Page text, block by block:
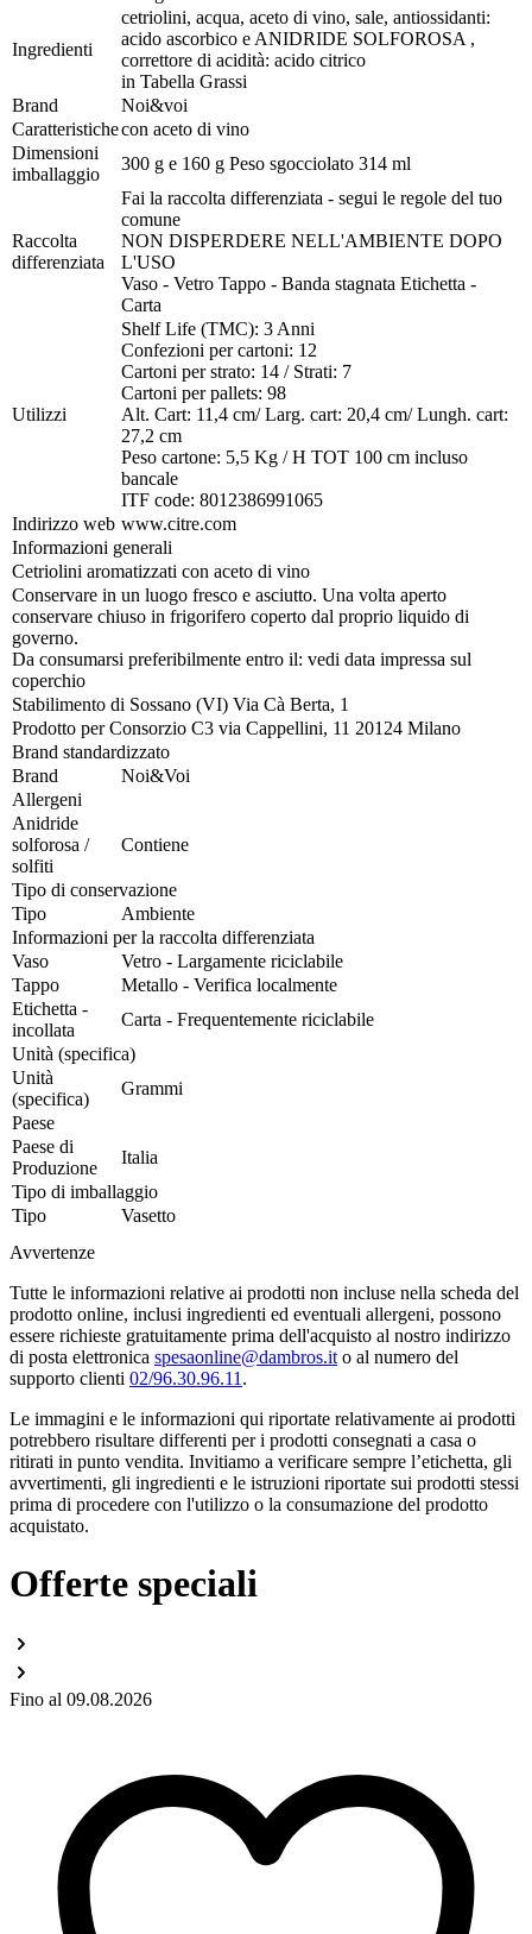
Ingredienti
cetriolini, acqua, aceto di vino, sale, antiossidanti:
acido ascorbico e ANIDRIDE SOLFOROSA ,
correttore di acidità: acido citrico
in Tabella Grassi
Brand
Noi&voi
Caratteristichecon aceto di vino
Dimensioni
imballaggio
300 g e 160 g Peso sgocciolato 314 ml
Raccolta
differenziata
Fai la raccolta differenziata - segui le regole del tuo
comune
NON DISPERDERE NELL'AMBIENTE DOPO
L'USO
Vaso - Vetro Tappo - Banda stagnata Etichetta -
Carta
Utilizzi
Shelf Life (TMC): 3 Anni
Confezioni per cartoni: 12
Cartoni per strato: 14 / Strati: 7
Cartoni per pallets: 98
Alt. Cart: 11,4 cm/ Larg. cart: 20,4 cm/ Lungh. cart:
27,2 cm
Peso cartone: 5,5 Kg / H TOT 100 cm incluso
bancale
ITF code: 8012386991065
Indirizzo web www.citre.com
Informazioni generali
Cetriolini aromatizzati con aceto di vino
Conservare in un luogo fresco e asciutto. Una volta aperto
conservare chiuso in frigorifero coperto dal proprio liquido di
governo.
Da consumarsi preferibilmente entro il: vedi data impressa sul
coperchio
Stabilimento di Sossano (VI) Via Cà Berta, 1
Prodotto per Consorzio C3 via Cappellini, 11 20124 Milano
Brand standardizzato
Brand
Noi&Voi
Allergeni
Anidride
solforosa /
solfiti
Contiene
Tipo di conservazione
Tipo
Ambiente
Informazioni per la raccolta differenziata
Vaso
Vetro - Largamente riciclabile
Tappo
Metallo - Verifica localmente
Etichetta -
incollata
Carta - Frequentemente riciclabile
Unità (specifica)
Unità
(specifica)
Grammi
Paese
Paese di
Produzione
Italia
Tipo di imballaggio
Tipo
Vasetto
Avvertenze
Tutte le informazioni relative ai prodotti non incluse nella scheda del
prodotto online, inclusi ingredienti ed eventuali allergeni, possono
essere richieste gratuitamente prima dell'acquisto al nostro indirizzo
di posta elettronica spesaonline@dambros.it o al numero del
supporto clienti 02/96.30.96.11 .
Le immagini e le informazioni qui riportate relativamente ai prodotti
potrebbero risultare differenti per i prodotti consegnati a casa o
ritirati in punto vendita. Invitiamo a verificare sempre l’etichetta, gli
avvertimenti, gli ingredienti e le istruzioni riportate sui prodotti stessi
prima di procedere con l'utilizzo o la consumazione del prodotto
acquistato.
Offerte speciali
Fino al 09.08.2026